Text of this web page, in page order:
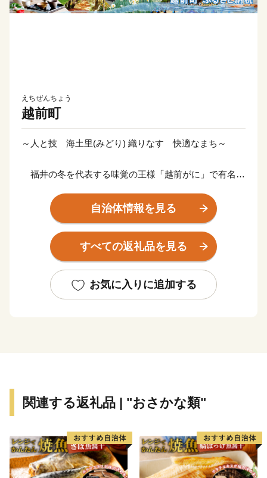
えちぜんちょう
越前町
～人と技 海土里(みどり) 織りなす 快適なまち～
福井の冬を代表する味覚の王様「越前がに」で有名な
おり、自然と豊かな海の恵みに恵まれています。
また、越前海岸は日本水仙の日本三大群生地の一つと
して知られており、12月～2月末までの開花シーズンに
しい香りが漂います。内陸部には、織田信長一族ゆかり
の「剱神社」や日本六古窯のひとつである「越前焼」、
越前町ふるさと納税サポート
TEL 050-5526-2902
メール furusato@town-echizen.com
自治体情報を見る
すべての返礼品を見る
お気に入りに追加する
関連する返礼品 | "おさかな類"